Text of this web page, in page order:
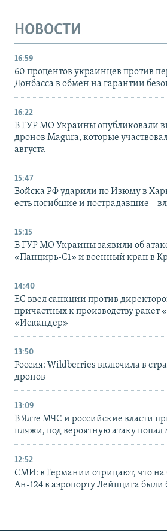
НОВОСТИ
16:59
60 процентов украинцев против
Донбасса в обмен на гарантии
16:22
В ГУР МО Украины опубликовали
дронов Magura, которые
августа
15:47
Войска РФ ударили по Изюму в
есть погибшие и пострадавшие –
15:15
В ГУР МО Украины заявили об
«Панцирь-С1» и военный кран в
14:40
ЕС ввел санкции против
причастных к производству ракет
«Искандер»
13:50
Россия: Wildberries включила в
дронов
13:09
В Ялте МЧС и российские власти
пляжи, под вероятную атаку попал
12:52
СМИ: в Германии отрицают, что на
Ан-124 в аэропорту Лейпцига были